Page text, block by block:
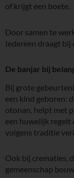
of krijgt een boete.
Door samen te
Iedereen draagt bij
De banjar bij
Bij grote
een kind geboren:
otonan, helpt met
een huwelijk regelt
volgens traditie
Ook bij crematies,
gemeenschap